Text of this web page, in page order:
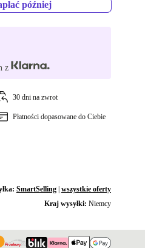
później
z
30 dni na zwrot
Płatności dopasowane do Ciebie
SmartSelling| wszystkie oferty
Kraj wysyłki: Niemcy